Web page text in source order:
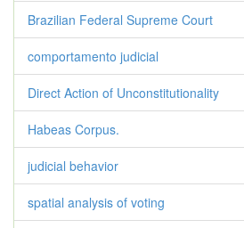
Brazilian Federal Supreme Court
comportamento judicial
Direct Action of Unconstitutionality
Habeas Corpus.
judicial behavior
spatial analysis of voting